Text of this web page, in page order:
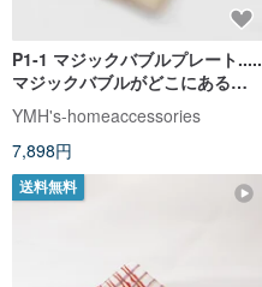
P1-1 マジックバブルプレート.....
マジックバブルがどこにあるか
探せ!!
YMH's-homeaccessories
7,898円
送料無料